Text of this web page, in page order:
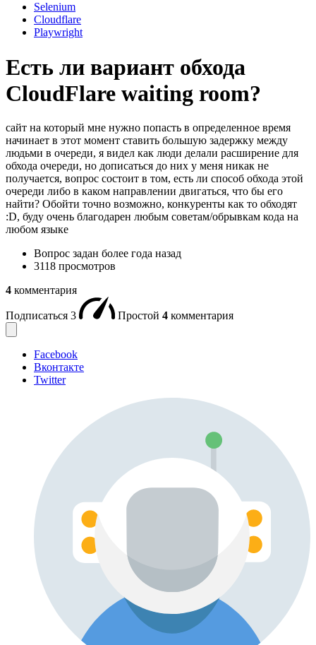
Selenium
Cloudflare
Playwright
Есть ли вариант обхода
CloudFlare waiting room?
сайт на который мне нужно попасть в определенное время
начинает в этот момент ставить большую задержку между
людьми в очереди, я видел как люди делали расширение для
обхода очереди, но дописаться до них у меня никак не
получается, вопрос состоит в том, есть ли способ обхода этой
очереди либо в каком направлении двигаться, что бы его
найти? Обойти точно возможно, конкуренты как то обходят
:D, буду очень благодарен любым советам/обрывкам кода на
любом языке
Вопрос задан более года назад
3118 просмотров
4 комментария
Подписаться 3 Простой 4 комментария
Facebook
Вконтакте
Twitter